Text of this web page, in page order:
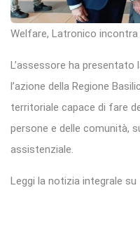
Welfare, Latronico incontra
L’assessore ha
l’azione della Regione
territoriale capace di fare
persone e delle comunità,
assistenziale.
Leggi la notizia integrale su